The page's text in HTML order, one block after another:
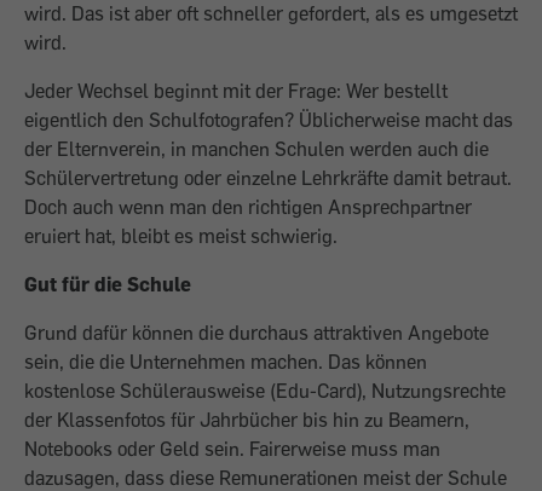
wird. Das ist aber oft schneller gefordert, als es umgesetzt
wird.
Jeder Wechsel beginnt mit der Frage: Wer bestellt
eigentlich den Schulfotografen? Üblicherweise macht das
der Elternverein, in manchen Schulen werden auch die
Schülervertretung oder einzelne Lehrkräfte damit betraut.
Doch auch wenn man den richtigen Ansprechpartner
eruiert hat, bleibt es meist schwierig.
Gut für die Schule
Grund dafür können die durchaus attraktiven Angebote
sein, die die Unternehmen machen. Das können
kostenlose Schülerausweise (Edu-Card), Nutzungsrechte
der Klassenfotos für Jahrbücher bis hin zu Beamern,
Notebooks oder Geld sein. Fairerweise muss man
dazusagen, dass diese Remunerationen meist der Schule